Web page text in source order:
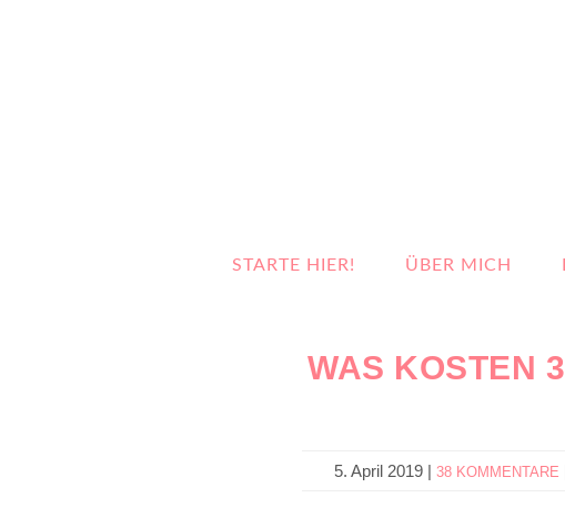
STARTE HIER! ÜBER MICH
WAS KOSTEN
5. April 2019| 38 KOMMENTARE